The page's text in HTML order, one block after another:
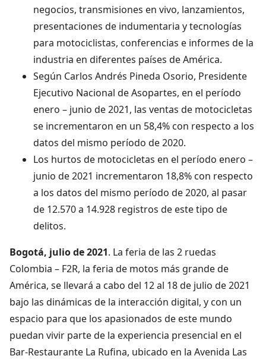
negocios, transmisiones en vivo, lanzamientos,
presentaciones de indumentaria y tecnologías
para motociclistas, conferencias e informes de la
industria en diferentes países de América.
Según Carlos Andrés Pineda Osorio, Presidente
Ejecutivo Nacional de Asopartes, en el período
enero – junio de 2021, las ventas de motocicletas
se incrementaron en un 58,4% con respecto a los
datos del mismo período de 2020.
Los hurtos de motocicletas en el período enero –
junio de 2021 incrementaron 18,8% con respecto
a los datos del mismo período de 2020, al pasar
de 12.570 a 14.928 registros de este tipo de
delitos.
Bogotá, julio de 2021. La feria de las 2 ruedas
Colombia – F2R, la feria de motos más grande de
América, se llevará a cabo del 12 al 18 de julio de 2021
bajo las dinámicas de la interacción digital, y con un
espacio para que los apasionados de este mundo
puedan vivir parte de la experiencia presencial en el
Bar-Restaurante La Rufina, ubicado en la Avenida Las